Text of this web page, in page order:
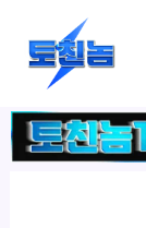
건
너